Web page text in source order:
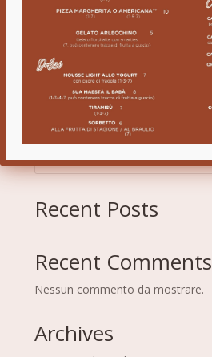
AGGIUNGI AL
CALENDARIO
Recent Posts
Recent Comments
Nessun commento da mostrare.
Archives